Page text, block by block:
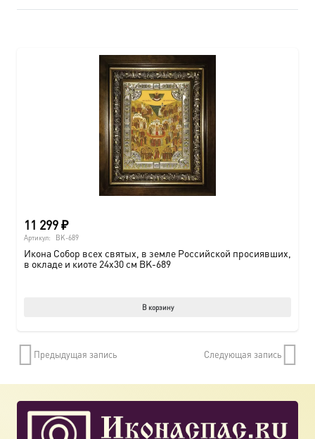
11 299₽
Артикул: BK-689
Икона Собор всех святых, в земле Российской просиявших,
в окладе и киоте 24х30 см BK-689
В корзину
Предыдущая запись Следующая запись